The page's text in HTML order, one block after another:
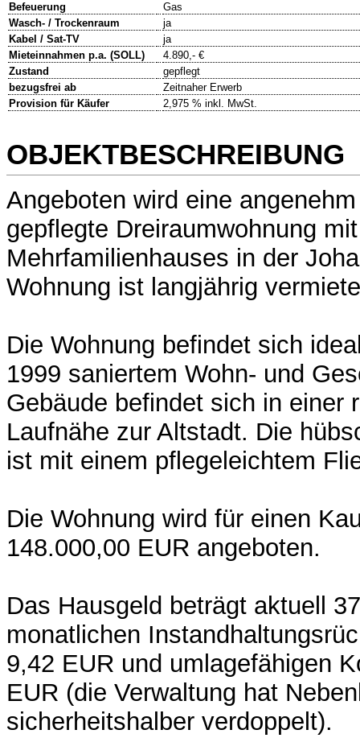
Befeuerung
Gas
Wasch- / Trockenraum
ja
Kabel / Sat-TV
ja
Mieteinnahmen p.a. (SOLL)
4.890,- €
Zustand
gepflegt
bezugsfrei ab
Zeitnaher Erwerb
Provision für Käufer
2,975 % inkl. MwSt.
OBJEKTBESCHREIBUNG
Angeboten wird eine
gepflegte Dreiraumwohnung
Mehrfamilienhauses in der
Wohnung ist langjährig
Die Wohnung befindet sich
1999 saniertem Wohn- und
Gebäude befindet sich in einer
Laufnähe zur Altstadt. Die
ist mit einem pflegeleichtem
Die Wohnung wird für einen
148.000,00 EUR angeboten.
Das Hausgeld beträgt aktuell
monatlichen
9,42 EUR und umlagefähigen
EUR (die Verwaltung hat
sicherheitshalber verdoppelt).